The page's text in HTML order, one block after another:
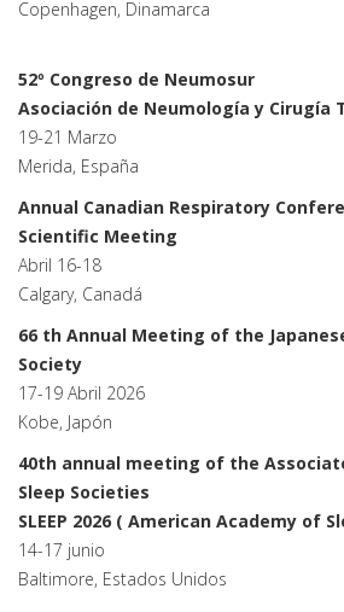
Copenhagen, Dinamarca
52º Congreso de Neumosur
Asociación de Neumología y Cirugía
19-21 Marzo
Merida, España
Annual Canadian Respiratory
Scientific Meeting
Abril 16-18
Calgary, Canadá
66 th Annual Meeting of the
Society
17-19 Abril 2026
Kobe, Japón
40th annual meeting of the
Sleep Societies
SLEEP 2026 ( American Academy of
14-17 junio
Baltimore, Estados Unidos